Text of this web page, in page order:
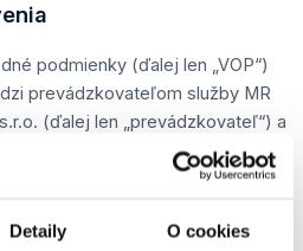
Detaily O cookies
podmienky (ďalej len „VOP“)
prevádzkovateľom služby MR
(ďalej len „prevádzkovateľ“) a
osobami (ďalej len „zákazník“),
člnov, raftov, bicyklov,
vzťahy pri využívaní služby